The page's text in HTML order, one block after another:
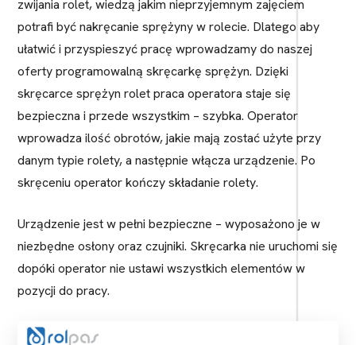
zwijania rolet, wiedzą jakim nieprzyjemnym zajęciem
potrafi być nakręcanie sprężyny w rolecie. Dlatego aby
ułatwić i przyspieszyć pracę wprowadzamy do naszej
oferty programowalną skręcarkę sprężyn. Dzięki
skręcarce sprężyn rolet praca operatora staje się
bezpieczna i przede wszystkim – szybka. Operator
wprowadza ilość obrotów, jakie mają zostać użyte przy
danym typie rolety, a następnie włącza urządzenie. Po
skręceniu operator kończy składanie rolety.
Urządzenie jest w pełni bezpieczne – wyposażono je w
niezbędne osłony oraz czujniki. Skręcarka nie uruchomi się
dopóki operator nie ustawi wszystkich elementów w
pozycji do pracy.